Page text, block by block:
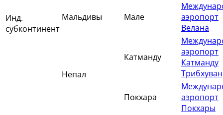
Инд.
субконтинент
Мальдивы Мале
аэропорт
Велана
Непал
Катманду
аэропорт
Катманду
Трибхуван
Покхара
аэропорт
Покхары